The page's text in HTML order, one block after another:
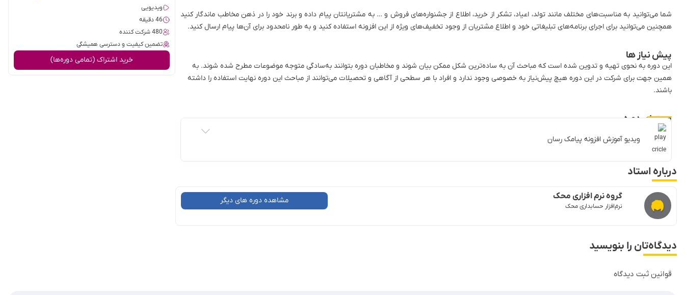
شما می‌توانید به مناسبت‌های مختلف مانند تولد، اعیاد، تشکر از خرید، اطلاع از جشنواره‌های فروش و … به مشتریانتان پیام داده و برند خود را در ذهن مخاطب ماندگار کنید
همچنین می‌توانید برای اجرای برنامه‌های تبلیغاتی خود و اطلاع مشتریان از وجود تخفیف‌های ویژه از این افزونه استفاده کنید و به طور نامحدود برای آن‌ها پیام ارسال کنید.
پیش نیاز ها
این دوره به نحوی تهیه و تدوین شده است که مباحث آن به ساده‌ترین شکل ممکن بیان شوند و مخاطبان دوره بتوانند به‌سادگی متوجه موضوعات مطرح شده شوند. به
همین جهت برای شرکت در این دوره هیچ پیش‌نیاز به خصوصی وجود ندارد و افراد با هر سطحی از آگاهی و تحصیلات می‌توانند از مباحث این دوره نهایت استفاده را داشته
باشند.
محتوای دوره
ویدیو آموزش افزونه پیامک رسان
درباره استاد
گروه نرم افزاری محک
نرم‌افزار حسابداری محک
مشاهده دوره های دیگر
ویدیویی
46 دقیقه
480 شرکت کننده
تضمین کیفیت و دسترسی همیشگی
خرید اشتراک (تمامی دوره‌ها)
دیدگاه‌تان را بنویسید
قوانین ثبت دیدگاه